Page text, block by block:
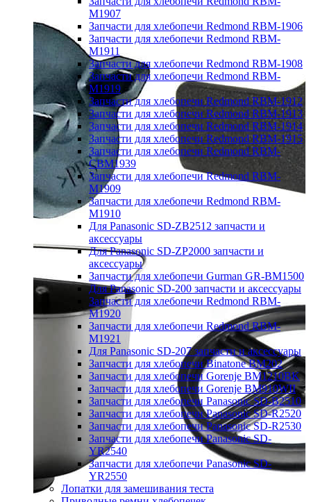
M1907
Запчасти для хлебопечи Redmond RBM-1906
Запчасти для хлебопечи Redmond RBM-
M1911
Запчасти для хлебопечи Redmond RBM-1908
Запчасти для хлебопечи Redmond RBM-
M1919
Запчасти для хлебопечи Redmond RBM-1912
Запчасти для хлебопечи Redmond RBM-1913
Запчасти для хлебопечи Redmond RBM-1914
Запчасти для хлебопечи Redmond RBM-1915
Запчасти для хлебопечи Redmond RBM-
CBM1939
Запчасти для хлебопечи Redmond RBM-
M1909
Запчасти для хлебопечи Redmond RBM-
M1910
Для Panasonic SD-ZB2512 запчасти и
аксессуары
Для Panasonic SD-ZP2000 запчасти и
аксессуары
Запчасти для хлебопечи Gurman GR-BM1500
Для Panasonic SD-200 запчасти и аксессуары
Запчасти для хлебопечи Redmond RBM-
M1920
Запчасти для хлебопечи Redmond RBM-
M1921
Для Panasonic SD-207 запчасти и аксессуары
Запчасти для хлебопечи Binatone BM202
Запчасти для хлебопечи Gorenje BM1210BK
Запчасти для хлебопечи Gorenje BM910WII
Запчасти для хлебопечи Panasonic SD-B2510
Запчасти для хлебопечи Panasonic SD-R2520
Запчасти для хлебопечи Panasonic SD-R2530
Запчасти для хлебопечи Panasonic SD-
YR2540
Запчасти для хлебопечи Panasonic SD-
YR2550
Лопатки для замешивания теста